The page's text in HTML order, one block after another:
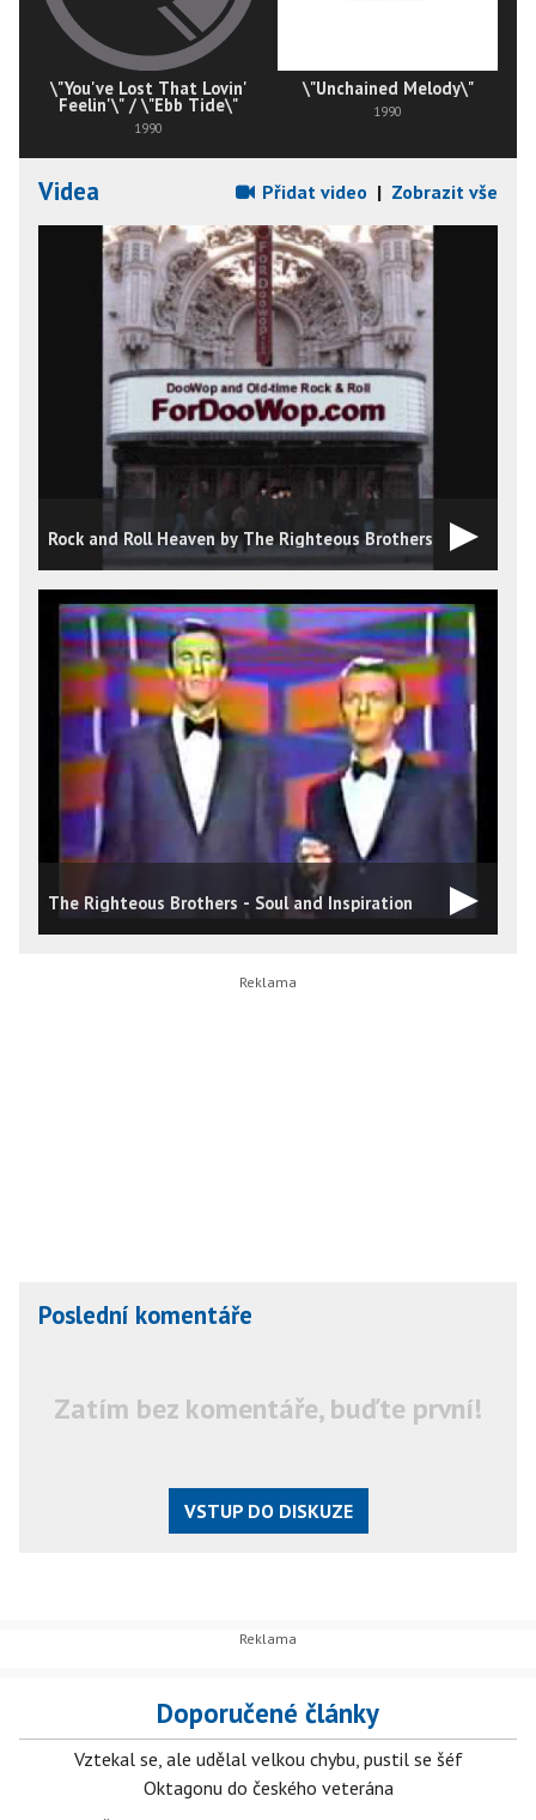
\"You've Lost That Lovin'
Feelin'\" / \"Ebb Tide\"
1990
\"Unchained Melody\"
1990
Videa Přidat video | Zobrazit vše
Rock and Roll Heaven by The Righteous Brothers
The Righteous Brothers - Soul and Inspiration
Poslední komentáře
Zatím bez komentáře, buďte první!
VSTUP DO DISKUZE
Doporučené články
Vztekal se, ale udělal velkou chybu, pustil se šéf
Oktagonu do českého veterána